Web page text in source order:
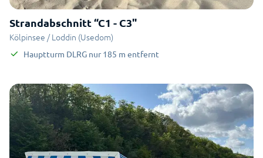
Strandabschnitt “C1 - C3"
Kölpinsee / Loddin (Usedom)
Hauptturm DLRG nur 185 m entfernt